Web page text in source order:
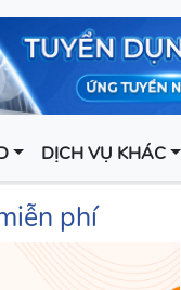
DỊCH VỤ KHÁC
phí